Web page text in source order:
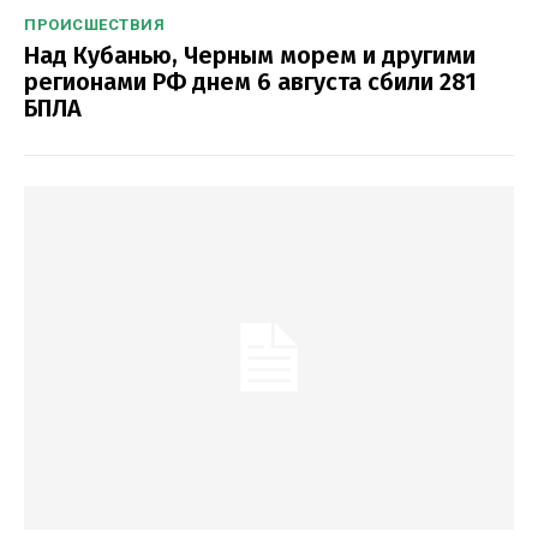
ПРОИСШЕСТВИЯ
Над Кубанью, Черным морем и другими
регионами РФ днем 6 августа сбили 281
БПЛА